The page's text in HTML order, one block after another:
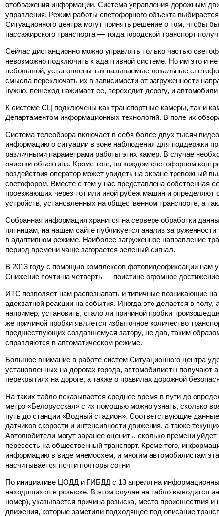
отображения информации. Система управления дорожным
управления. Режим работы светофорного объекта
Ситуационного центра могут принять решение о том, чтобы
пассажирского транспорта — тогда городской транспорт
Сейчас дистанционно можно управлять только частью
невозможно подключить к адаптивной системе. Но им это и
небольшой, установлены так называемые локальные
смысла переключать их в зависимости от загруженности
нужно, пешеход нажимает ее, переходит дорогу, и
К системе СЦ подключены как транспортные камеры, так и
Департаментом информационных технологий. В поле их
Система телеобзора включает в себя более двух тысяч
информацию о ситуации в зоне наблюдения для поддержки
различными параметрами работы этих камер. В случае
очистки объектива. Кроме того, на каждом светофорном
воздействия оператор может увидеть на экране тревожный
светофором. Вместе с тем у нас представлена собственная
проезжающих через тот или иной рубеж машин и
устройств, установленных на общественном транспорте, а
Собранная информация хранится на сервере обработки
пятницам, на нашем сайте публикуется анализ
в адаптивном режиме. Наиболее загруженное направление
период времени чаще загорается зеленый сигнал.
В 2013 году с помощью комп­лексов фотовидеофиксации нам
Снижение почти на четверть — поистине огромное
ИТС позволяет нам распознавать и типичные возникающие
адекватной реакции на события. Иногда это делается в
например, установить, стало ли причиной пробки
же причиной пробки является избыточное количество
предшествующих создавшемуся затору, не дав, таким
справляются в автоматическом режиме.
Большое внимание в работе систем Ситуационного центра
установленных на дорогах города, автомобилисты
перекрытиях на дороге, а также о правилах дорожной
На таких табло показывается среднее время в пути до
метро «Белорусская» с их помощью можно узнать, сколько
путь до станции «Водный стадион». Соответствующие
датчиков скорости и интенсивности движения, а также
Автолюбители могут заранее оценить, сколько времени
пересесть на общественный транспорт. Кроме того,
информацию в виде мнемосхем, и многим автомобилистам
насчитывается почти полторы сотни
По инициативе ЦОДД и ГИБДД с 13 апреля на
находящихся в розыске. В этом случае на табло выводится
номер), указывается причина розыска, место происшествия
движения, которые заметили подходящее под описание